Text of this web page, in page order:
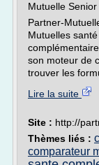
Mutuelle Senior
Partner-
Mutuelles
son moteur de
trouver les
Lire la suite
Site : http://
Thèmes liés :
comparateur